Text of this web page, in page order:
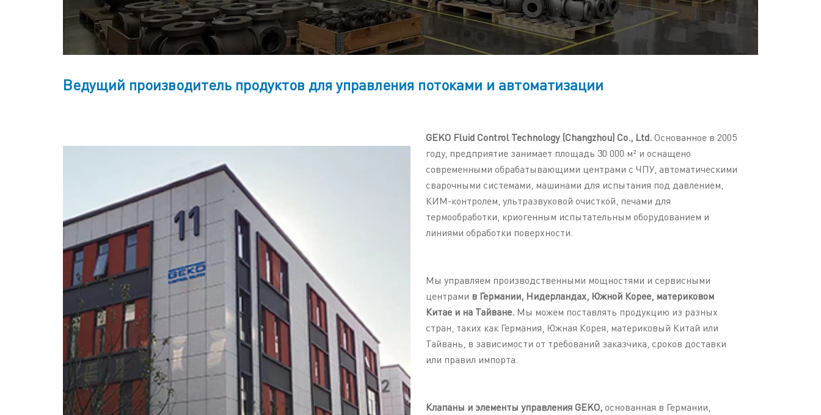
Ведущий производитель продуктов для управления потоками и автоматизации
GEKO Fluid Control Technology (Changzhou) Co., Ltd.Основанное в 2005
году, предприятие занимает площадь 30 000 м² и оснащено
современными обрабатывающими центрами с ЧПУ, автоматическими
сварочными системами, машинами для испытания под давлением,
КИМ-контролем, ультразвуковой очисткой, печами для
термообработки, криогенным испытательным оборудованием и
линиями обработки поверхности.
Мы управляем производственными мощностями и сервисными
центрами в Германии, Нидерландах, Южной Корее, материковом
Китае и на Тайване. Мы можем поставлять продукцию из разных
стран, таких как Германия, Южная Корея, материковый Китай или
Тайвань, в зависимости от требований заказчика, сроков доставки
или правил импорта.
Клапаны и элементы управления GEKO, основанная в Германии,